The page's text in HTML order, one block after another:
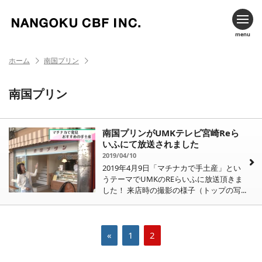
menu
ホーム 南国プリン
南国プリン
南国プリンがUMKテレビ宮崎Reら
いふにて放送されました
2019/04/10
2019年4月9日「マチナカで手土産」とい
うテーマでUMKのREらいふに放送頂きま
した！ 来店時の撮影の様子（トップの写...
« 1 2